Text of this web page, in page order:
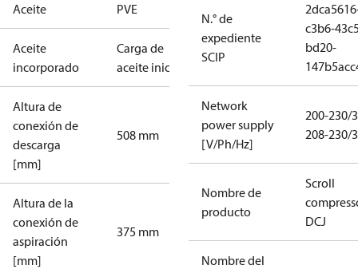
Aceite PVE
Aceite
incorporado
Carga de
aceite inicial
Altura de
conexión de
descarga
[mm]
508 mm
Altura de la
conexión de
aspiración
[mm]
375 mm
N.° de
expediente
SCIP
c3b6-
bd20-
Network
power supply
[V/Ph/Hz]
200-230/
208-230/
Nombre de
producto
Scroll
DCJ
Nombre del